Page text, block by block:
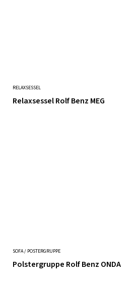
RELAXSESSEL
Relaxsessel Rolf Benz MEG
SOFA / POSTERGRUPPE
Polstergruppe Rolf Benz ONDA